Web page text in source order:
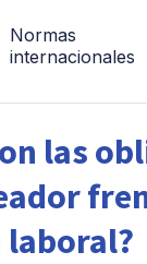
Normas
internacionales
las